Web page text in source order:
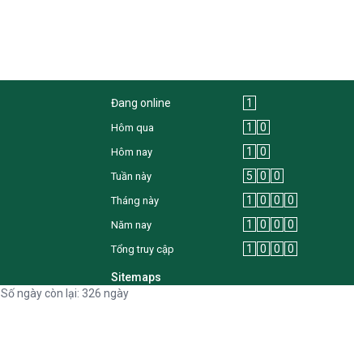
Đang online 1
Hôm qua 1 0
Hôm nay 1 0
Tuần này 5 0 0
Tháng này 1 0 0 0
Năm nay 1 0 0 0
Tổng truy cập 1 0 0 0
Sitemaps
Số ngày còn lại: 326 ngày